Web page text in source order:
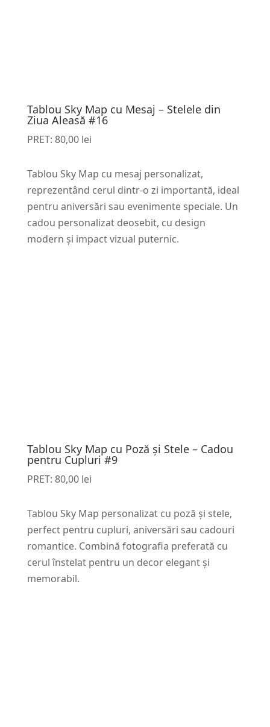
Tablou Sky Map cu Mesaj – Stelele din
Ziua Aleasă #16
PRET: 80,00 lei
Tablou Sky Map cu mesaj personalizat,
reprezentând cerul dintr-o zi importantă, ideal
pentru aniversări sau evenimente speciale. Un
cadou personalizat deosebit, cu design
modern și impact vizual puternic.
Tablou Sky Map cu Poză și Stele – Cadou
pentru Cupluri #9
PRET: 80,00 lei
Tablou Sky Map personalizat cu poză și stele,
perfect pentru cupluri, aniversări sau cadouri
romantice. Combină fotografia preferată cu
cerul înstelat pentru un decor elegant și
memorabil.